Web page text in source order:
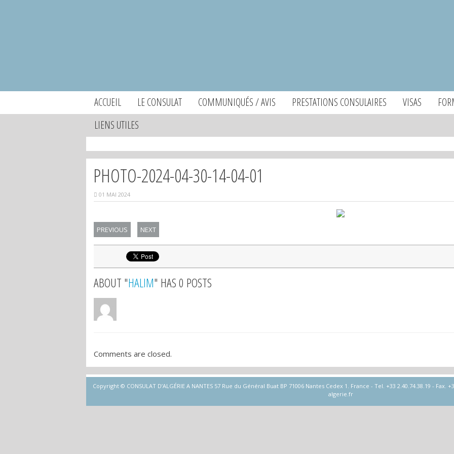
ACCUEIL LE CONSULAT COMMUNIQUÉS / AVIS PRESTATIONS CONSULAIRES VISAS
LIENS UTILES
PHOTO-2024-04-30-14-04-01
01 MAI 2024
PREVIOUS NEXT
ABOUT "HALIM" HAS 0 POSTS
Comments are closed.
Copyright © CONSULAT D’ALGÉRIE A NANTES 57 Rue du Général Buat BP 71006 Nantes Cedex 1. France - Tel. +33 2.40.74.38.19 -
algerie.fr